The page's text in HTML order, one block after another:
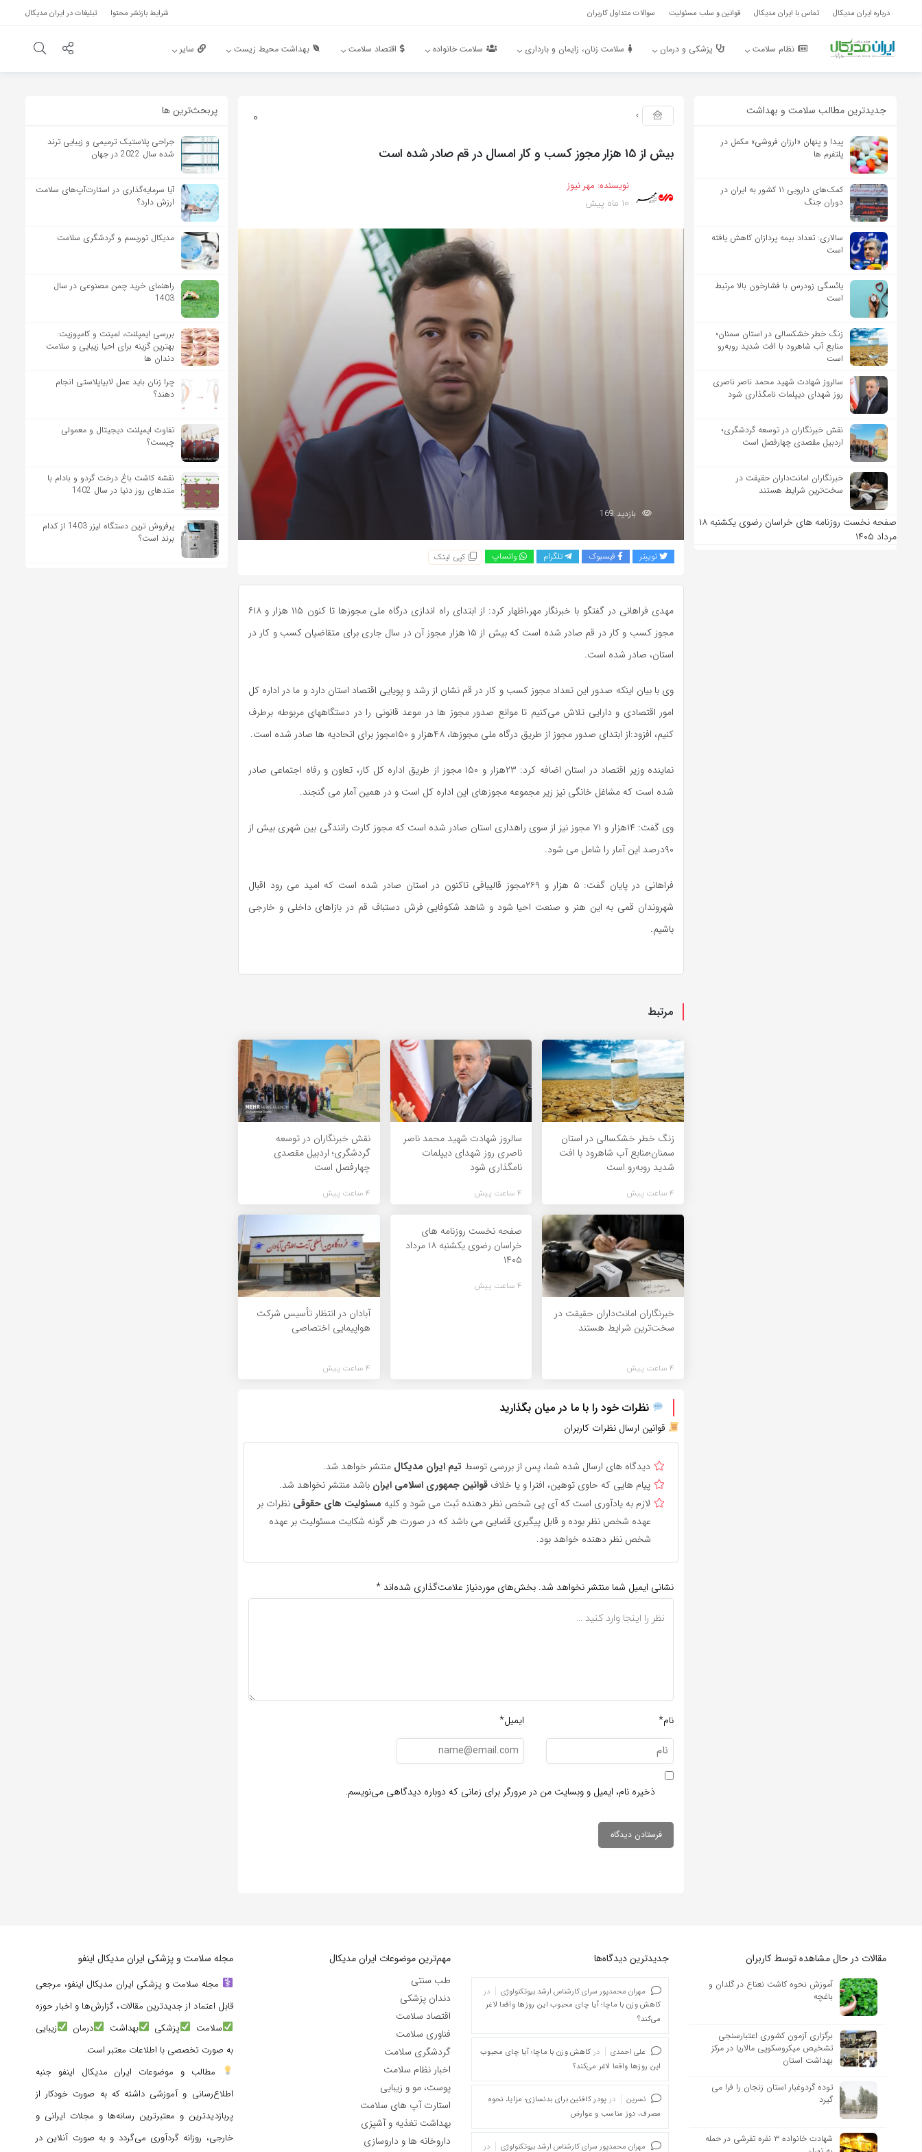
درباره ایران مدیکال تماس با ایران مدیکال قوانین و سلب مسئولیت سوالات متداول کاربران شرایط بازنشر محتوا تبلیغات در ایران مدیکال
نظام سلامت پزشکی و درمان سلامت زنان، زایمان و بارداری سلامت خانواده اقتصاد سلامت بهداشت محیط زیست سایر
جدیدترین مطالب سلامت و بهداشت
پیدا و پنهان «ارزان فروشی» مکمل در
پلتفرم ها
کمک‌های دارویی ۱۱ کشور به ایران در
دوران جنگ
سالاری: تعداد بیمه پردازان کاهش یافته
است
یائسگی زودرس با فشارخون بالا مرتبط
است
زنگ خطر خشکسالی در استان سمنان؛
منابع آب شاهرود با افت شدید روبه‌رو
است
سالروز شهادت شهید محمد ناصر ناصری
روز شهدای دیپلمات نامگذاری شود
نقش خبرنگاران در توسعه گردشگری؛
اردبیل مقصدی چهارفصل است
خبرنگاران امانت‌داران حقیقت در
سخت‌ترین شرایط هستند
صفحه نخست روزنامه های خراسان رضوی یکشنبه ۱۸
مرداد ۱۴۰۵
0
بیش از ۱۵ هزار مجوز کسب و کار امسال در قم صادر شده است
نویسنده: مهر نیوز
10 ماه پیش
بازدید 169
توییتر فیسبوک تلگرام واتساپ کپی لینک
مهدی فراهانی در گفتگو با خبرنگار مهر،اظهار کرد: از ابتدای راه اندازی درگاه ملی مجوزها تا کنون ۱۱۵ هزار و ۶۱۸
مجوز کسب و کار در قم صادر شده است که بیش از ۱۵ هزار مجوز آن در سال جاری برای متقاضیان کسب و کار در
استان، صادر شده است.
وی با بیان اینکه صدور این تعداد مجوز کسب و کار در قم نشان از رشد و پویایی اقتصاد استان دارد و ما در اداره کل
امور اقتصادی و دارایی تلاش می‌کنیم تا موانع صدور مجوز ها در موعد قانونی را در دستگاههای مربوطه برطرف
کنیم، افزود:از ابتدای صدور مجوز از طریق درگاه ملی مجوزها، ۴۸هزار و ۱۵۰مجوز برای اتحادیه ها صادر شده است.
نماینده وزیر اقتصاد در استان اضافه کرد: ۲۳هزار و ۱۵۰ مجوز از طریق اداره کل کار، تعاون و رفاه اجتماعی صادر
شده است که مشاغل خانگی نیز زیر مجموعه مجوزهای این اداره کل است و در همین آمار می گنجند.
وی گفت: ۱۴هزار و ۷۱ مجوز نیز از سوی راهداری استان صادر شده است که مجوز کارت رانندگی بین شهری بیش از
۹۰درصد این آمار را شامل می شود.
فراهانی در پایان گفت: ۵ هزار و ۲۶۹مجوز قالیبافی تاکنون در استان صادر شده است که امید می رود اقبال
شهروندان قمی به این هنر و صنعت احیا شود و شاهد شکوفایی فرش دستباف قم در بازاهای داخلی و خارجی
باشیم.
مرتبط
زنگ خطر خشکسالی در استان
سمنان؛منابع آب شاهرود با افت
شدید روبه‌رو است
4 ساعت پیش
سالروز شهادت شهید محمد ناصر
ناصری روز شهدای دیپلمات
نامگذاری شود
4 ساعت پیش
نقش خبرنگاران در توسعه
گردشگری؛ اردبیل مقصدی
چهارفصل است
4 ساعت پیش
خبرنگاران امانت‌داران حقیقت در
سخت‌ترین شرایط هستند
4 ساعت پیش
صفحه نخست روزنامه های
خراسان رضوی یکشنبه ۱۸ مرداد
۱۴۰۵
4 ساعت پیش
آبادان در انتظار تأسیس شرکت
هواپیمایی اختصاصی
4 ساعت پیش
نظرات خود را با ما در میان بگذارید
قوانین ارسال نظرات کاربران
دیدگاه های ارسال شده شما، پس از بررسی توسط تیم ایران مدیکال منتشر خواهد شد.
پیام هایی که حاوی توهین، افترا و یا خلاف قوانین جمهوری اسلامی ایران باشد منتشر نخواهد شد.
لازم به یادآوری است که آی پی شخص نظر دهنده ثبت می شود و کلیه مسئولیت های حقوقی نظرات بر
عهده شخص نظر بوده و قابل پیگیری قضایی می باشد که در صورت هر گونه شکایت مسئولیت بر عهده
شخص نظر دهنده خواهد بود.
نشانی ایمیل شما منتشر نخواهد شد. بخش‌های موردنیاز علامت‌گذاری شده‌اند *
نام* ایمیل*
ذخیره نام، ایمیل و وبسایت من در مرورگر برای زمانی که دوباره دیدگاهی می‌نویسم.
پربحث‌‌ترین ها
جراحی پلاستیک ترمیمی و زیبایی ترند
شده سال 2022 در جهان
آیا سرمایه‌گذاری در استارت‌آپ‌های سلامت
ارزش دارد؟
مدیکال توریسم و گردشگری سلامت
راهنمای خرید چمن مصنوعی در سال
1403
بررسی ایمپلنت، لمینت و کامپوزیت:
بهترین گزینه برای احیا زیبایی و سلامت
دندان ها
چرا زنان باید عمل لابیاپلاستی انجام
دهند؟
تفاوت ایمپلنت دیجیتال و معمولی
چیست؟
نقشه کاشت باغ درخت گردو و بادام با
متدهای روز دنیا در سال 1402
پرفروش ترین دستگاه لیزر 1403 از کدام
برند است؟
مقالات در حال مشاهده توسط کاربران
آموزش نحوه کاشت نعناع در گلدان و
باغچه
برگزاری آزمون کشوری اعتبارسنجی
تشخیص میکروسکوپی مالاریا در مرکز
بهداشت استان
توده گردوغبار استان زنجان را فرا می
گیرد
شهادت خانواده ۳ نفره تفرشی در حمله
جدیدترین دیدگاه‌‌ها
مهران محمدپور سرای کارشناس ارشد بیوتکنولوژی
در
کاهش وزن با ماچا؛ آیا چای محبوب این روزها واقعا لاغر
می‌کند؟
علی احمدی در کاهش وزن با ماچا؛ آیا چای محبوب
این روزها واقعا لاغر می‌کند؟
نسرین در پودر کافئین برای بدنسازی؛ مزایا، نحوه
مصرف، دوز مناسب و عوارض
مهران محمدپور سرای کارشناس ارشد بیوتکنولوژی در
مهم‌ترین موضوعات ایران مدیکال
طب سنتی
دندان پزشکی
اقتصاد سلامت
فناوری سلامت
گردشگری سلامت
اخبار نظام سلامت
پوست، مو و زیبایی
استارت آپ های سلامت
بهداشت تغذیه و آشپزی
داروخانه ها و داروسازی
مجله سلامت و پزشکی ایران مدیکال اینفو
مجله سلامت و پزشکی ایران مدیکال اینفو، مرجعی
قابل اعتماد از جدیدترین مقالات، گزارش‌ها و اخبار حوزه
سلامت
پزشکی بهداشت درمان
زیبایی
به صورت تخصصی با اطلاعات معتبر است.
مطالب و موضوعات ایران مدیکال اینفو جنبه
اطلاع‌رسانی و آموزشی داشته که به صورت خودکار از
پربازدیدترین و معتبرترین رسانه‌ها و مجلات ایرانی و
خارجی، روزانه گردآوری می‌گردد و به صورت آنلاین در